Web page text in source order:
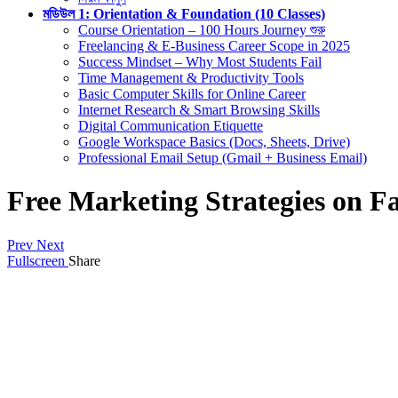
মডিউল 1: Orientation & Foundation (10 Classes)
Course Orientation – 100 Hours Journey শুরু
Freelancing & E-Business Career Scope in 2025
Success Mindset – Why Most Students Fail
Time Management & Productivity Tools
Basic Computer Skills for Online Career
Internet Research & Smart Browsing Skills
Digital Communication Etiquette
Google Workspace Basics (Docs, Sheets, Drive)
Professional Email Setup (Gmail + Business Email)
Free Marketing Strategies on
Prev Next
Fullscreen Share